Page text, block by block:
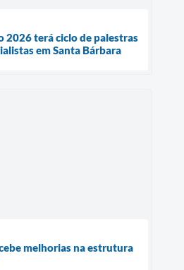
2026 terá ciclo de palestras
em Santa Bárbara
melhorias na estrutura